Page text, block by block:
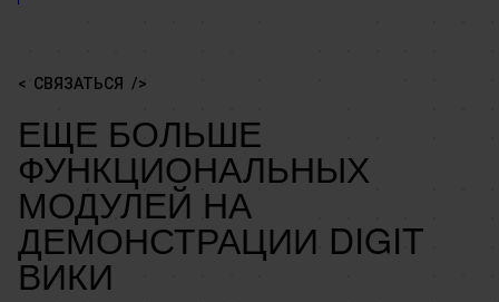
СВЯЗАТЬСЯ
ЕЩЕ БОЛЬШЕ
ФУНКЦИОНАЛЬНЫХ
МОДУЛЕЙ НА
ДЕМОНСТРАЦИИ DIGIT
ВИКИ